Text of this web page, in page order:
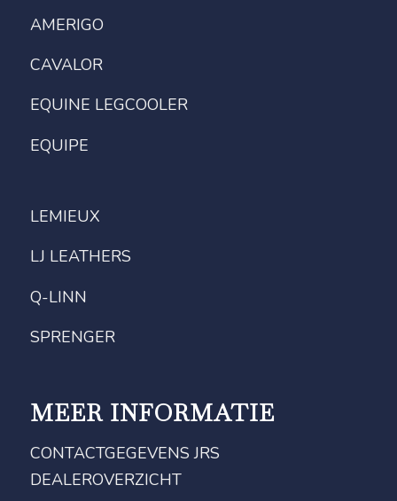
AMERIGO
CAVALOR
EQUINE LEGCOOLER
EQUIPE
LEMIEUX
LJ LEATHERS
Q-LINN
SPRENGER
MEER INFORMATIE
CONTACTGEGEVENS JRS
DEALEROVERZICHT